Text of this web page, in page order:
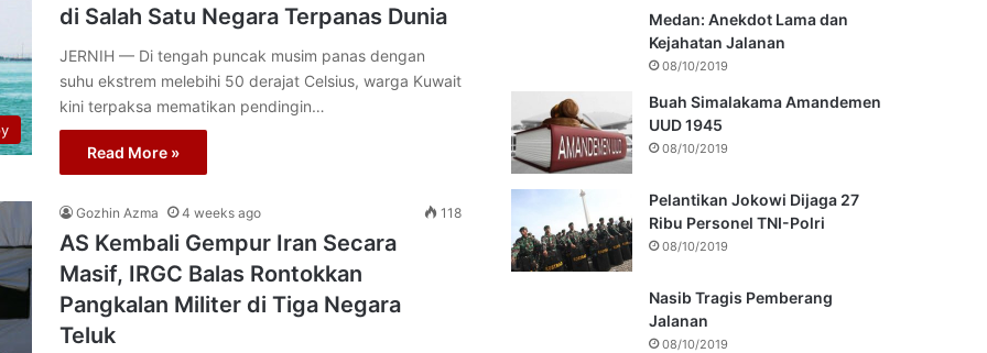
di Salah Satu Negara Terpanas Dunia
JERNIH — Di tengah puncak musim panas dengan
suhu ekstrem melebihi 50 derajat Celsius, warga Kuwait
kini terpaksa mematikan pendingin…
Read More »
Gozhin Azma 4 weeks ago 118
AS Kembali Gempur Iran Secara
Masif, IRGC Balas Rontokkan
Pangkalan Militer di Tiga Negara
Teluk
Medan: Anekdot Lama dan
Kejahatan Jalanan
08/10/2019
Buah Simalakama Amandemen
UUD 1945
08/10/2019
Pelantikan Jokowi Dijaga 27
Ribu Personel TNI-Polri
08/10/2019
Nasib Tragis Pemberang
Jalanan
08/10/2019